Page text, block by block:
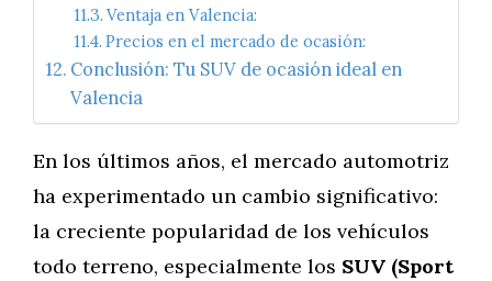
Ventaja en Valencia:
Precios en el mercado de ocasión:
Conclusión: Tu SUV de ocasión ideal en
Valencia
En los últimos años, el mercado automotriz
ha experimentado un cambio significativo:
la creciente popularidad de los vehículos
todo terreno, especialmente los SUV (Sport